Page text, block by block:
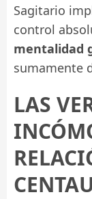
Sagitario
control
mentalidad
sumamente
LAS